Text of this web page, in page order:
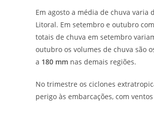
Em agosto a média de chuva varia
Litoral. Em setembro e outubro
totais de chuva em setembro
outubro os volumes de chuva são
a 180 mm nas demais regiões.
No trimestre os ciclones
perigo às embarcações, com